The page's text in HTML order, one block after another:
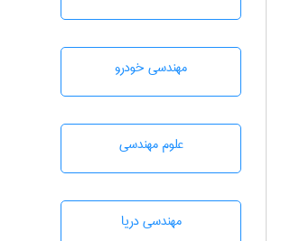
مهندسی خودرو
علوم مهندسی
مهندسی دریا